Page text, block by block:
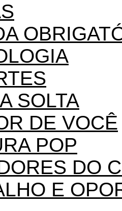
SOLTA
DE VOCÊ
POP
DO
E